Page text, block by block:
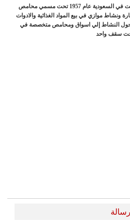
عال الكيف شركة تجارية تأسست في السعودية عام 1957 تحت مسمي محامص
ونشاط موازي في بيع المواد الغذائية والادوات
النشاط إلي اسواق ومحامص متخصصة في
سقف واحد